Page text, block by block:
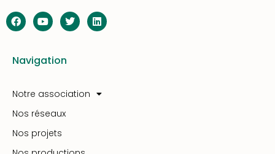
Navigation
Notre association
Nos réseaux
Nos projets